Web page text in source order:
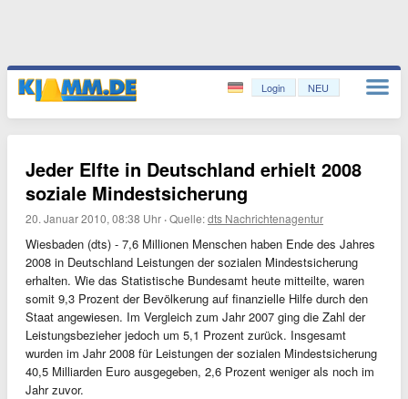
Login NEU
Jeder Elfte in Deutschland erhielt 2008
soziale Mindestsicherung
20. Januar 2010, 08:38 Uhr ·Quelle:dts Nachrichtenagentur
Wiesbaden (dts) - 7,6 Millionen Menschen haben Ende des Jahres
2008 in Deutschland Leistungen der sozialen Mindestsicherung
erhalten. Wie das Statistische Bundesamt heute mitteilte, waren
somit 9,3 Prozent der Bevölkerung auf finanzielle Hilfe durch den
Staat angewiesen. Im Vergleich zum Jahr 2007 ging die Zahl der
Leistungsbezieher jedoch um 5,1 Prozent zurück. Insgesamt
wurden im Jahr 2008 für Leistungen der sozialen Mindestsicherung
40,5 Milliarden Euro ausgegeben, 2,6 Prozent weniger als noch im
Jahr zuvor.